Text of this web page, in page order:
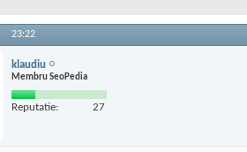
23:22
klaudiu
Membru SeoPedia
Reputatie: 27